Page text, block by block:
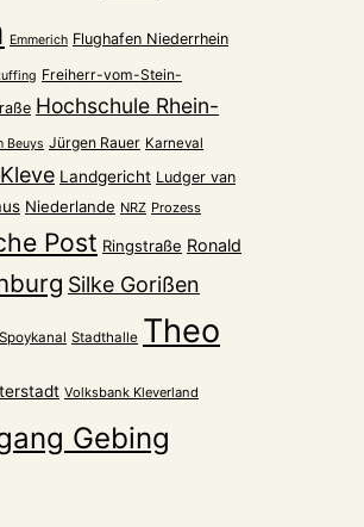
Emmerich Flughafen Niederrhein
Freiherr-vom-Stein-
Hochschule Rhein-
Beuys Jürgen Rauer Karneval
Landgericht Ludger van
Niederlande NRZ Prozess
Post Ringstraße Ronald
Silke Gorißen
Spoykanal Stadthalle Theo
Volksbank Kleverland
Gebing